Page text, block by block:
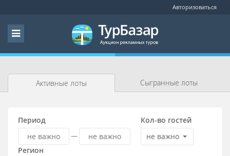
Авторизоваться
Активные лоты Сыгранные лоты
Период
—
Кол-во гостей
не важно
Регион